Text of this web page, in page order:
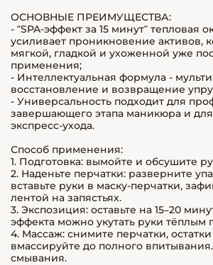
ОСНОВНЫЕ ПРЕИМУЩЕСТВА:
- “SPA-эффект за 15 минут” тепловая
усиливает проникновение активов,
мягкой, гладкой и ухоженной уже
применения;
- Интеллектуальная формула -
восстановление и возвращение
- Универсальность подходит для
завершающего этапа маникюра и
экспресс-ухода.
Способ применения:
1. Подготовка: вымойте и обсушите
2. Наденьте перчатки: разверните
вставьте руки в маску-перчатки,
лентой на запястьях.
3. Экспозиция: оставьте на 15–20
эффекта можно укутать руки тёплым
4. Массаж: снимите перчатки,
вмассируйте до полного
смывания.